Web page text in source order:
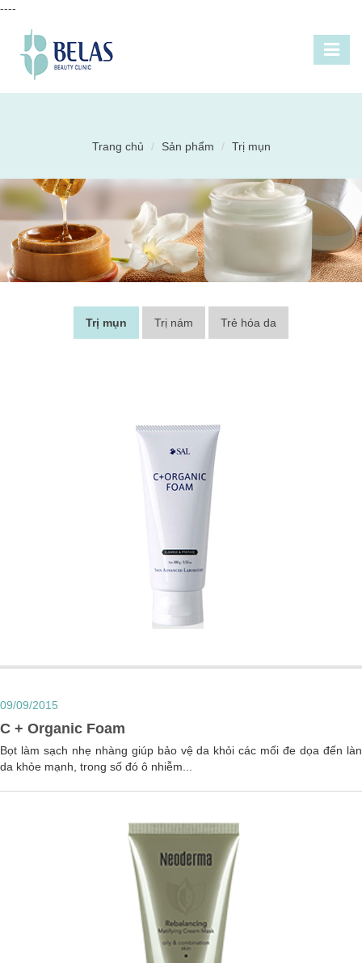
----
Trang chủ Sản phẩm Trị mụn
Trị mụn Trị nám Trẻ hóa da
09/09/2015
C + Organic Foam
Bọt làm sạch nhẹ nhàng giúp bảo vệ da khỏi các mối đe dọa đến làn
da khỏe mạnh, trong số đó ô nhiễm...